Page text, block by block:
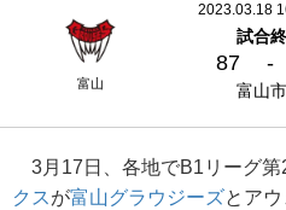
富山
2023.03.18
試合
87 -
富山
3月17日、各地でB1リーグ第
クスが富山グラウジーズとアウ